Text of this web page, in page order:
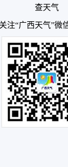
查天气
关注“广西天气”微